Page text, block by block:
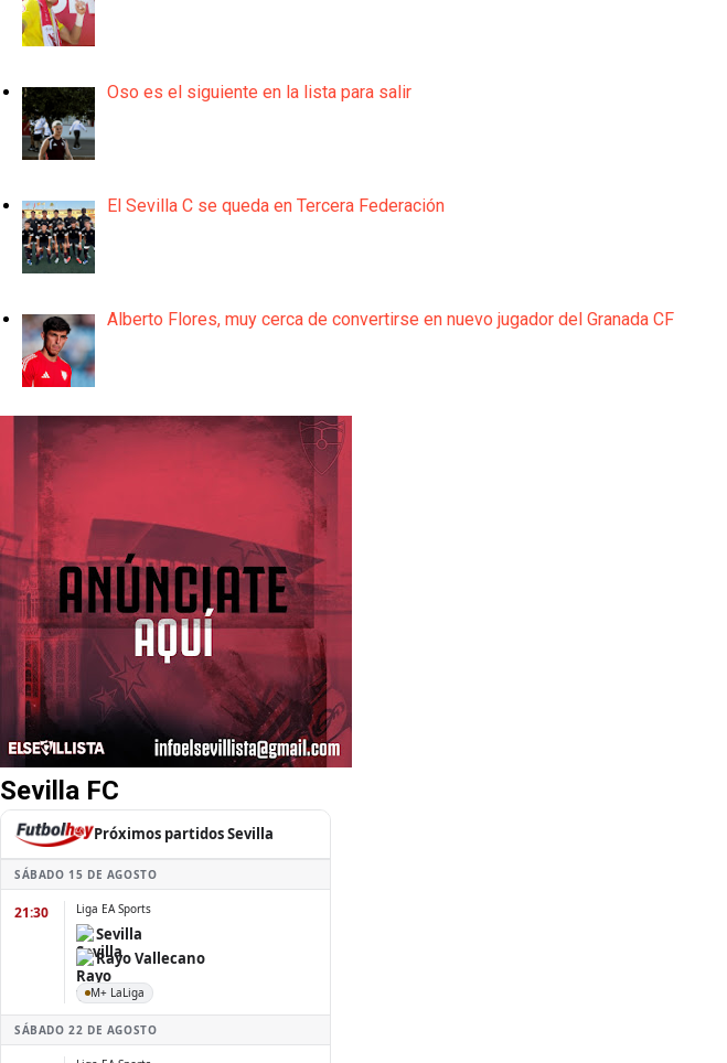
Oso es el siguiente en la lista para salir
El Sevilla C se queda en Tercera Federación
Alberto Flores, muy cerca de convertirse en nuevo jugador del Granada CF
Sevilla FC